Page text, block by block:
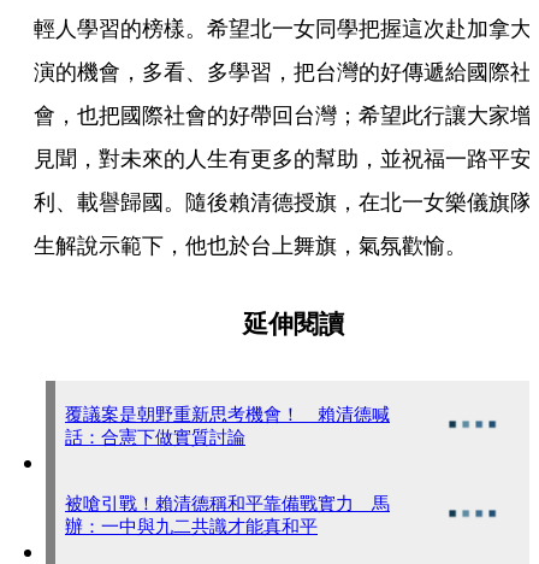
輕人學習的榜樣。希望北一女同學把握這次赴加拿大
演的機會，多看、多學習，把台灣的好傳遞給國際社
會，也把國際社會的好帶回台灣；希望此行讓大家增
見聞，對未來的人生有更多的幫助，並祝福一路平安
利、載譽歸國。隨後賴清德授旗，在北一女樂儀旗隊
生解說示範下，他也於台上舞旗，氣氛歡愉。
延伸閱讀
覆議案是朝野重新思考機會！ 賴清德喊
話：合憲下做實質討論
被嗆引戰！賴清德稱和平靠備戰實力 馬
辦：一中與九二共識才能真和平